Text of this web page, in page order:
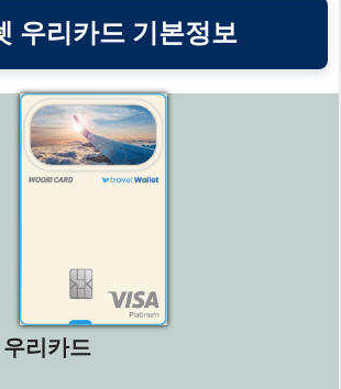
우리카드 기본정보
리카드